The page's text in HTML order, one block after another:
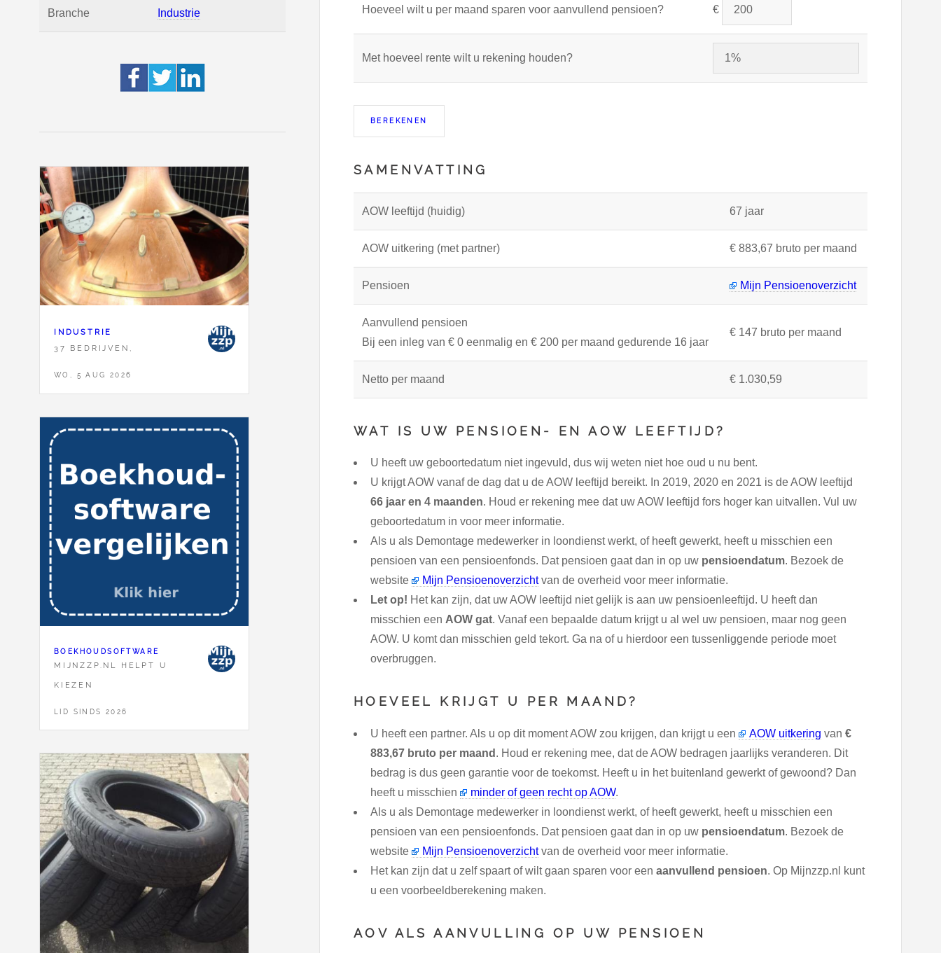
Branche Industrie
INDUSTRIE
37 BEDRIJVEN,
WO, 5 AUG 2026
BOEKHOUDSOFTWARE
MIJNZZP.NL HELPT U
KIEZEN
LID SINDS 2026
Hoeveel wilt u per maand sparen voor aanvullend pensioen? €
Met hoeveel rente wilt u rekening houden?
SAMENVATTING
AOW leeftijd (huidig) 67 jaar
AOW uitkering (met partner) € 883,67 bruto per maand
Pensioen Mijn Pensioenoverzicht
Aanvullend pensioen
Bij een inleg van € 0 eenmalig en € 200 per maand gedurende 16 jaar
€ 147 bruto per maand
Netto per maand € 1.030,59
WAT IS UW PENSIOEN- EN AOW LEEFTIJD?
U heeft uw geboortedatum niet ingevuld, dus wij weten niet hoe oud u nu bent.
U krijgt AOW vanaf de dag dat u de AOW leeftijd bereikt. In 2019, 2020 en 2021 is de AOW leeftijd
66 jaar en 4 maanden. Houd er rekening mee dat uw AOW leeftijd fors hoger kan uitvallen. Vul uw
geboortedatum in voor meer informatie.
Als u als Demontage medewerker in loondienst werkt, of heeft gewerkt, heeft u misschien een
pensioen van een pensioenfonds. Dat pensioen gaat dan in op uw pensioendatum. Bezoek de
website
Mijn Pensioenoverzichtvan de overheid voor meer informatie.
Let op! Het kan zijn, dat uw AOW leeftijd niet gelijk is aan uw pensioenleeftijd. U heeft dan
misschien een AOW gat. Vanaf een bepaalde datum krijgt u al wel uw pensioen, maar nog geen
AOW. U komt dan misschien geld tekort. Ga na of u hierdoor een tussenliggende periode moet
overbruggen.
HOEVEEL KRIJGT U PER MAAND?
U heeft een partner. Als u op dit moment AOW zou krijgen, dan krijgt u een AOW uitkering van €
883,67 bruto per maand . Houd er rekening mee, dat de AOW bedragen jaarlijks veranderen. Dit
bedrag is dus geen garantie voor de toekomst. Heeft u in het buitenland gewerkt of gewoond? Dan
heeft u misschien
minder of geen recht op AOW.
Als u als Demontage medewerker in loondienst werkt, of heeft gewerkt, heeft u misschien een
pensioen van een pensioenfonds. Dat pensioen gaat dan in op uw pensioendatum. Bezoek de
website
Mijn Pensioenoverzichtvan de overheid voor meer informatie.
Het kan zijn dat u zelf spaart of wilt gaan sparen voor een aanvullend pensioen. Op Mijnzzp.nl kunt
u een voorbeeldberekening maken.
AOV ALS AANVULLING OP UW PENSIOEN